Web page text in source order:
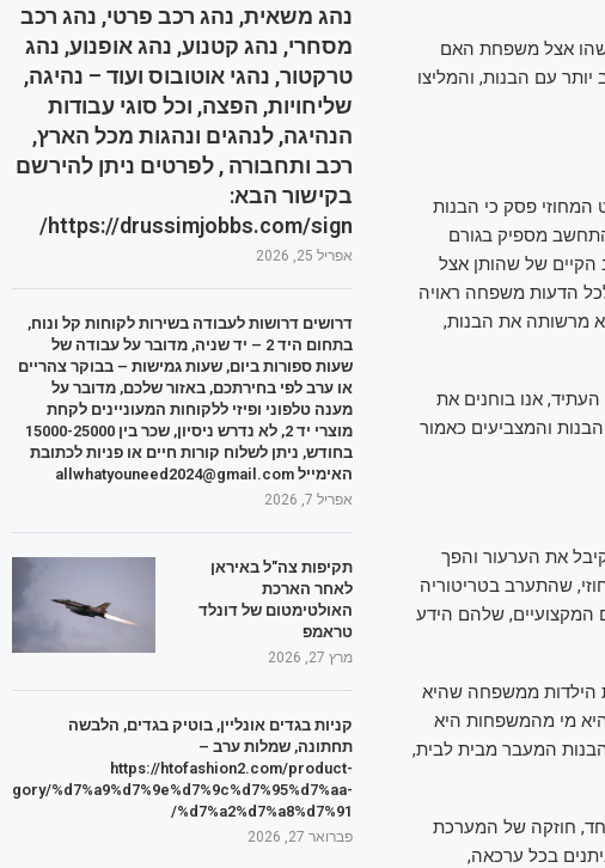
שהו אצל משפחת האם
עם הבנות, והמליצו
פסק כי הבנות
מספיק בגורם
הקיים של שהותן אצל
הדעות משפחה ראויה
מרשותה את הבנות,
העתיד, אנו בוחנים את
והמצביעים כאמור
את הערעור והפך
שהתערב בטריטוריה
המקצועיים, שלהם הידע
הילדות ממשפחה שהיא
מי מהמשפחות היא
המעבר מבית לבית,
חוזקה של המערכת
בכל ערכאה,
נהג משאית, נהג רכב פרטי, נהג רכב
מסחרי, נהג קטנוע, נהג אופנוע, נהג
טרקטור, נהגי אוטובוס ועוד – נהיגה,
שליחויות, הפצה, וכל סוגי עבודות
הנהיגה, לנהגים ונהגות מכל הארץ,
רכב ותחבורה , לפרטים ניתן להירשם
בקישור הבא:
https://drussimjobbs.com/sign/
אפריל 25, 2026
דרושים דרושות לעבודה בשירות לקוחות קל ונוח,
בתחום היד 2 – יד שניה, מדובר על עבודה של
שעות ספורות ביום, שעות גמישות – בבוקר צהריים
או ערב לפי בחירתכם, באזור שלכם, מדובר על
מענה טלפוני ופיזי ללקוחות המעוניינים לקחת
מוצרי יד 2, לא נדרש ניסיון, שכר בין 15000-25000
בחודש, ניתן לשלוח קורות חיים או פניות לכתובת
האימייל allwhatyouneed2024@gmail.com
אפריל 7, 2026
תקיפות צה"ל באיראן
לאחר הארכת
האולטימטום של דונלד
טראמפ
מרץ 27, 2026
קניות בגדים אונליין, בוטיק בגדים, הלבשה
תחתונה, שמלות ערב –
https://htofashion2.com/product-
%d7%a9%d7%9e%d7%9c%d7%95%d7%aa-
%d7%a2%d7%a8%d7%91/
פברואר 27, 2026